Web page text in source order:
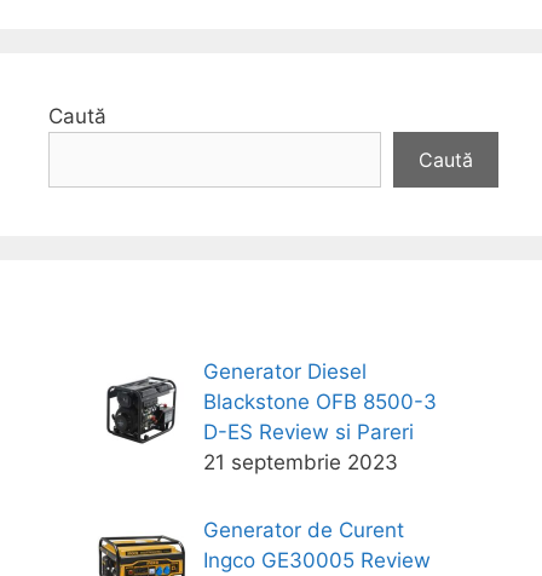
Caută
Caută
Generator Diesel
Blackstone OFB 8500-3
D-ES Review si Pareri
21 septembrie 2023
Generator de Curent
Ingco GE30005 Review